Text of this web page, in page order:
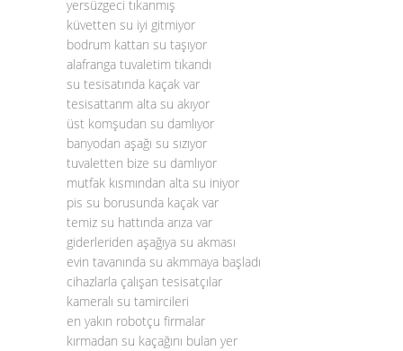
yersüzgeci tıkanmış
küvetten su iyi gitmiyor
bodrum kattan su taşıyor
alafranga tuvaletim tıkandı
su tesisatında kaçak var
tesisattanm alta su akıyor
üst komşudan su damlıyor
banyodan aşağı su sızıyor
tuvaletten bize su damlıyor
mutfak kısmından alta su iniyor
pis su borusunda kaçak var
temiz su hattında arıza var
giderleriden aşağıya su akması
evin tavanında su akmmaya başladı
cihazlarla çalışan tesisatçılar
kameralı su tamircileri
en yakın robotçu firmalar
kırmadan su kaçağını bulan yer